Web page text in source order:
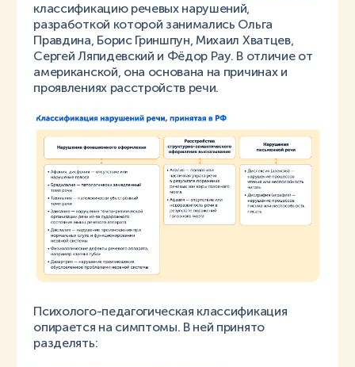
классификацию речевых нарушений,
разработкой которой занимались Ольга
Правдина, Борис Гриншпун, Михаил Хватцев,
Сергей Ляпидевский и Фёдор Рау. В отличие от
американской, она основана на причинах и
проявлениях расстройств речи.
Психолого-педагогическая классификация
опирается на симптомы. В ней принято
разделять: